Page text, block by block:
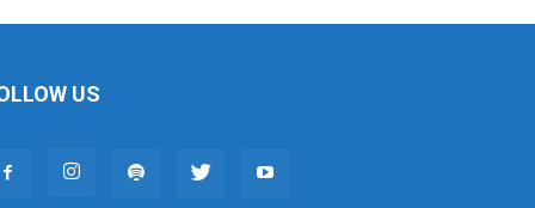
US